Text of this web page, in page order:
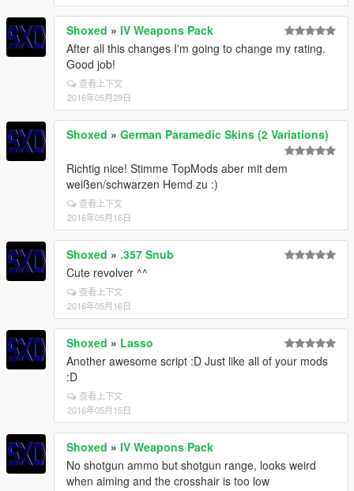
Shoxed » IV Weapons Pack
After all this changes I'm going to change my rating.
Good job!
查看上下文
2016年05月29日
Shoxed » German Paramedic Skins (2 Variations)
Richtig nice! Stimme TopMods aber mit dem
weißen/schwarzen Hemd zu :)
查看上下文
2016年05月16日
Shoxed » .357 Snub
Cute revolver ^^
查看上下文
2016年05月16日
Shoxed » Lasso
Another awesome script :D Just like all of your mods
:D
查看上下文
2016年05月15日
Shoxed » IV Weapons Pack
No shotgun ammo but shotgun range, looks weird
when aiming and the crosshair is too low